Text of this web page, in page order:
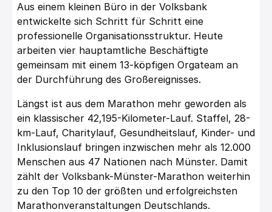
Aus einem kleinen Büro in der Volksbank
entwickelte sich Schritt für Schritt eine
professionelle Organisationsstruktur. Heute
arbeiten vier hauptamtliche Beschäftigte
gemeinsam mit einem 13-köpfigen Orgateam an
der Durchführung des Großereignisses.
Längst ist aus dem Marathon mehr geworden als
ein klassischer 42,195-Kilometer-Lauf. Staffel, 28-
km-Lauf, Charitylauf, Gesundheitslauf, Kinder- und
Inklusionslauf bringen inzwischen mehr als 12.000
Menschen aus 47 Nationen nach Münster. Damit
zählt der Volksbank-Münster-Marathon weiterhin
zu den Top 10 der größten und erfolgreichsten
Marathonveranstaltungen Deutschlands.